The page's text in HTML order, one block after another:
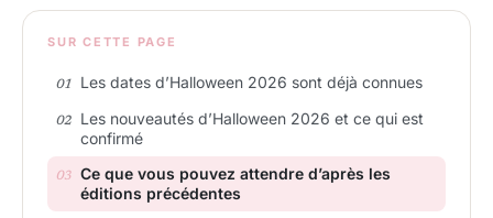
SUR CETTE PAGE
Les dates d’Halloween 2026 sont déjà connues
Les nouveautés d’Halloween 2026 et ce qui est
confirmé
Ce que vous pouvez attendre d’après les
éditions précédentes